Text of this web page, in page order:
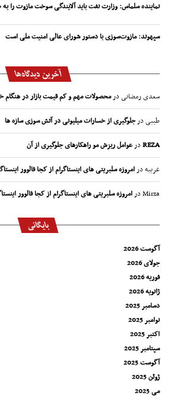
نماینده سلماس: وزارت نفت باید آلایندگی سوخت مازوت را به
سپهوند:‌ مازوت‌سوزی با دستور شورای عالی امنیت ملی است
آخرین دیدگاه‌ها
سعدی رمضانیدرمحصولات مهم و کم قیمت بازار در هنگام
طیبیدرجلوگیری از خسارات میلیونی در آتش سوزی سازه ها
REZAدرعوامل ریزش مو راهکارهای جلوگیری از آن
غریبهدرامروزه سلبریتی های اینستاگرام از کجا فالوور
Mirzaدرامروزه سلبریتی های اینستاگرام از کجا فالوور
بایگانی
آگوست 2026
جولای 2026
فوریه 2026
ژانویه 2026
دسامبر 2025
نوامبر 2025
اکتبر 2025
سپتامبر 2025
آگوست 2025
ژوئن 2025
می 2025